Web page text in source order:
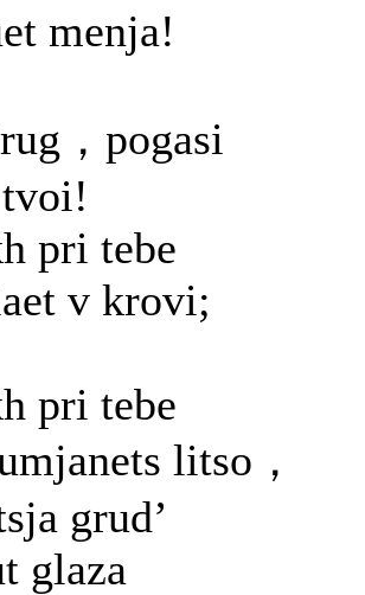
menja!
，pogasi
pri tebe
v krovi;
pri tebe
litso，
grud’
glaza